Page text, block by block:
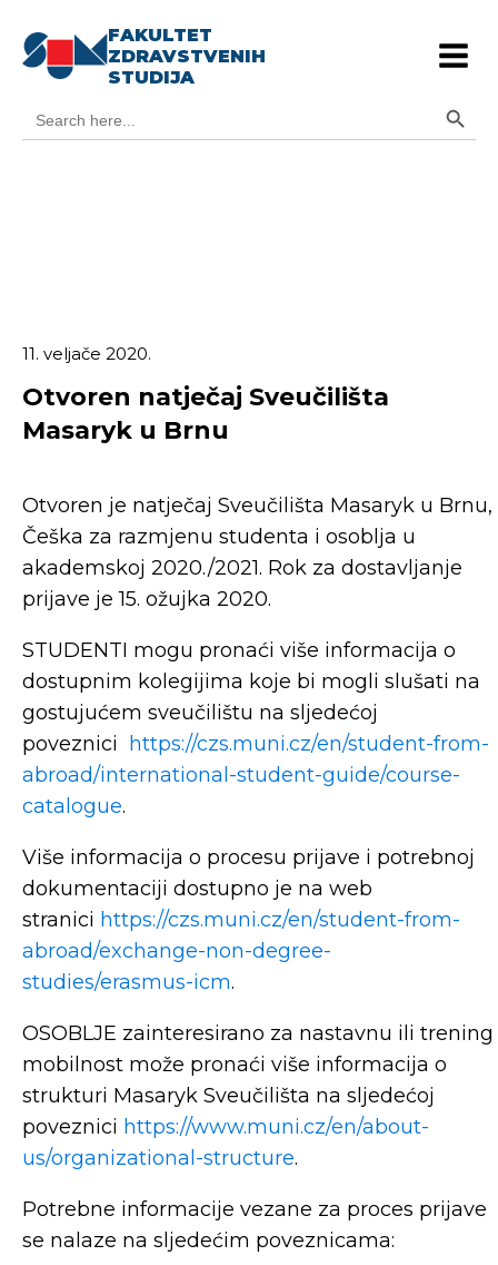
FAKULTET
ZDRAVSTVENIH
STUDIJA
for:
11. veljače 2020.
Otvoren natječaj Sveučilišta
Masaryk u Brnu
Otvoren je natječaj Sveučilišta Masaryk u Brnu,
Češka za razmjenu studenta i osoblja u
akademskoj 2020./2021. Rok za dostavljanje
prijave je 15. ožujka 2020.
STUDENTI mogu pronaći više informacija o
dostupnim kolegijima koje bi mogli slušati na
gostujućem sveučilištu na sljedećoj
poveznici
https://czs.muni.cz/en/student-from-
abroad/international-student-guide/course-
catalogue.
Više informacija o procesu prijave i potrebnoj
dokumentaciji dostupno je na web
stranici https://czs.muni.cz/en/student-from-
abroad/exchange-non-degree-
studies/erasmus-icm.
OSOBLJE zainteresirano za nastavnu ili trening
mobilnost može pronaći više informacija o
strukturi Masaryk Sveučilišta na sljedećoj
poveznici https://www.muni.cz/en/about-
us/organizational-structure.
Potrebne informacije vezane za proces prijave
se nalaze na sljedećim poveznicama: